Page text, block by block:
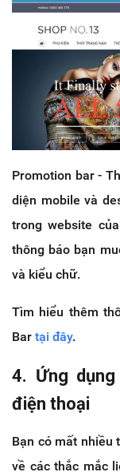
Promotion bar -
diện mobile và
trong website
thông báo bạn
và kiểu chữ.
Tìm hiểu thêm
Bar tại đây.
4. Ứng
điện thoại
Bạn có mất nhiều
về các thắc mắc